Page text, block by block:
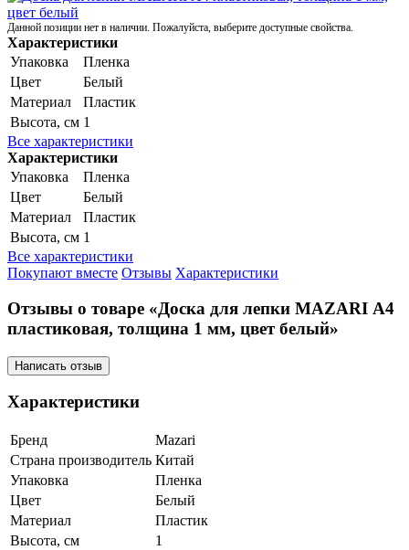
Данной позиции нет в наличии. Пожалуйста, выберите доступные свойства.
Характеристики
Упаковка
Пленка
Цвет
Белый
Материал
Пластик
Высота, см 1
Все характеристики
Характеристики
Упаковка
Пленка
Цвет
Белый
Материал
Пластик
Высота, см 1
Все характеристики
Покупают вместе Отзывы Характеристики
Отзывы о товаре «Доска для лепки MAZARI А4
пластиковая, толщина 1 мм, цвет белый»
Написать отзыв
Характеристики
Бренд
Mazari
Страна производитель Китай
Упаковка
Пленка
Цвет
Белый
Материал
Пластик
Высота, см
1